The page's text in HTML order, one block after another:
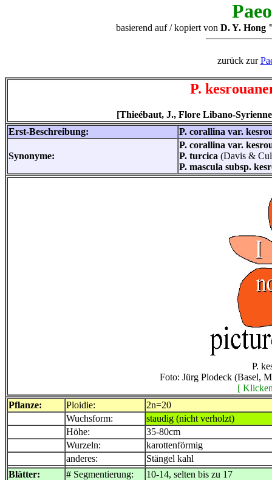
basierend auf / kopiert von D. Y. Hong
zurück zur
P.
[Thieébaut, J., Flore Libano-
Erst-Beschreibung:
P. corallina var.
Synonyme:
P. corallina var.
P. turcica (Davis &
P. mascula subsp.
P.
Foto: Jürg Plodeck (Basel,
[
Pflanze:
Ploidie:
2n=20
Wuchsform:
staudig (nicht verholzt)
Höhe:
35-80cm
Wurzeln:
karottenförmig
anderes:
Stängel kahl
Blätter:
# Segmentierung: 10-14, selten bis zu 17